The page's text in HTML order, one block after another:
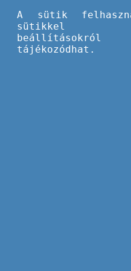
A sütik
sütikkel
beállításokról
tájékozódhat.